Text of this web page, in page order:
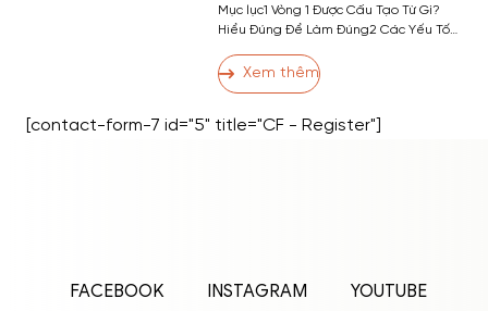
Mục lục1 Vòng 1 Được Cấu Tạo Từ Gì?
Hiểu Đúng Để Làm Đúng2 Các Yếu Tố
Cách Tăng Vòng 1 Hiệu Quả3.1 Nhóm 1:
Bài Tập Phát Triển Cơ Ngực3.2 Nhóm 2:
Nhóm 3: Thói Quen và Kỹ Thuật […]
Xem thêm
Nhập tên đăng nhập/email và mật khẩu để
[contact-form-7 id="5" title="CF - Register"]
FACEBOOK INSTAGRAM
YOUTUBE